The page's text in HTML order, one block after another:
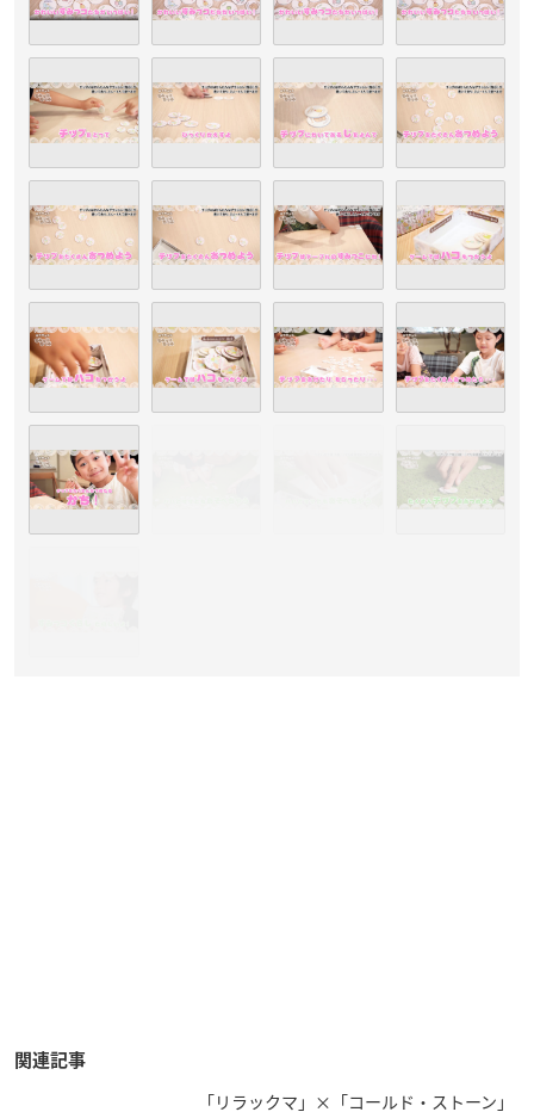
関連記事
「リラックマ」×「コールド・ストーン」